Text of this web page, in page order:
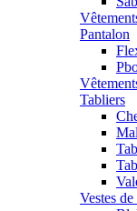
Pantalon
Tabliers
Vestes